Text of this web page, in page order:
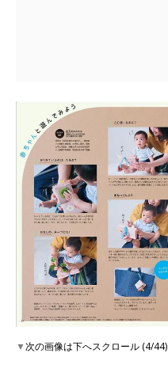
▼次の画像は下へスクロール (4/44)